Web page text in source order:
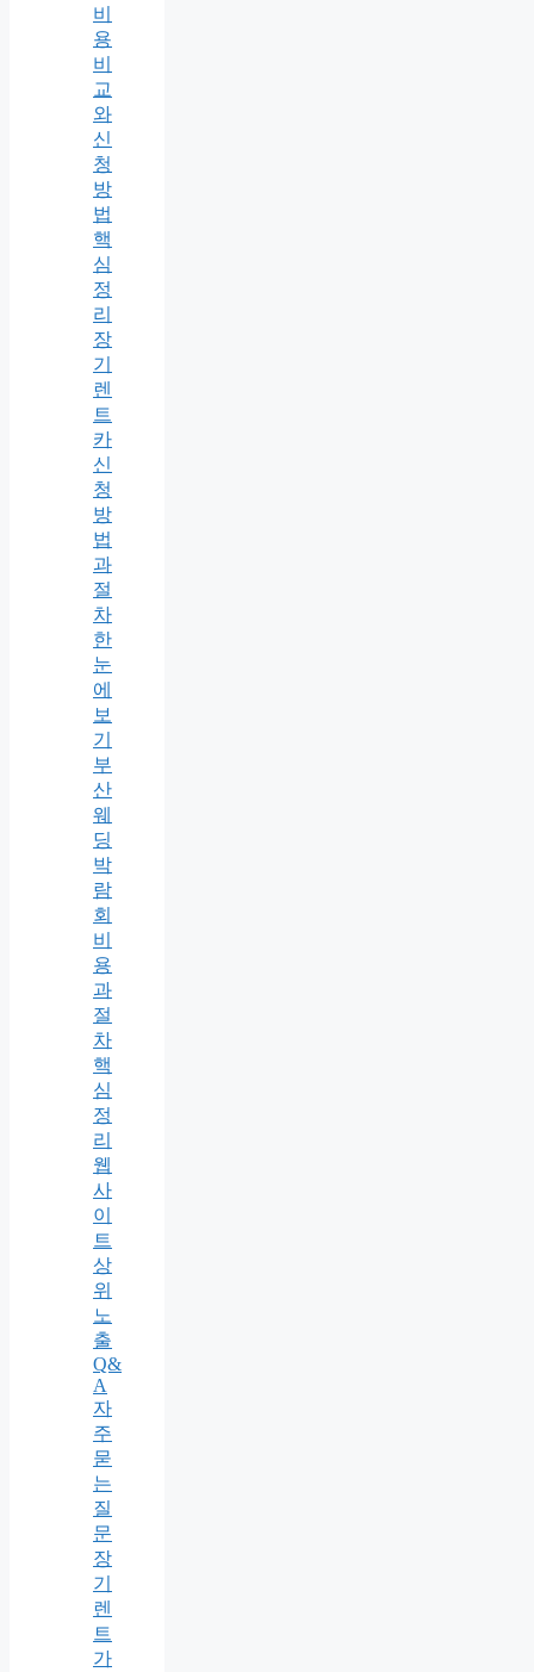
비
용
비
교
와
신
청
방
법
핵
심
정
리
장
기
렌
트
카
신
청
방
법
과
절
차
한
눈
에
보
기
부
산
웨
딩
박
람
회
비
용
과
절
차
핵
심
정
리
웹
사
이
트
상
위
노
출
Q&
A
자
주
묻
는
질
문
장
기
렌
트
가